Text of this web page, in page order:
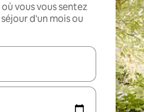
vous vous sentez
d'un mois ou
utilisez les flèches vers le haut